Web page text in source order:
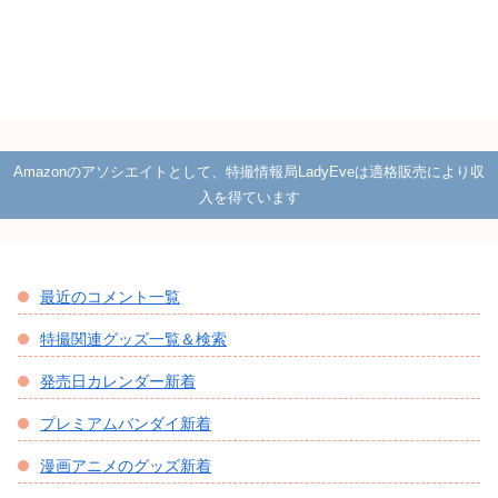
Amazonのアソシエイトとして、特撮情報局LadyEveは適格販売により収
入を得ています
最近のコメント一覧
特撮関連グッズ一覧＆検索
発売日カレンダー新着
プレミアムバンダイ新着
漫画アニメのグッズ新着